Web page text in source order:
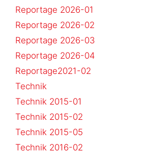
Reportage 2026-01
Reportage 2026-02
Reportage 2026-03
Reportage 2026-04
Reportage2021-02
Technik
Technik 2015-01
Technik 2015-02
Technik 2015-05
Technik 2016-02